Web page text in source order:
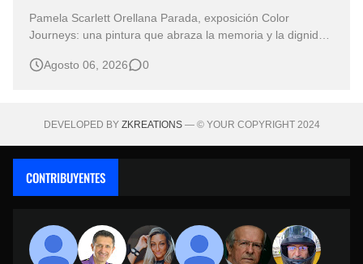
Pamela Scarlett Orellana Parada, exposición Color
Journeys: una pintura que abraza la memoria y la dignidad
obras no necesitan levantar la voz para permanecer en la
Agosto 06, 2026 0
DEVELOPED BY ZKREATIONS— © YOUR COPYRIGHT 2024
CONTRIBUYENTES